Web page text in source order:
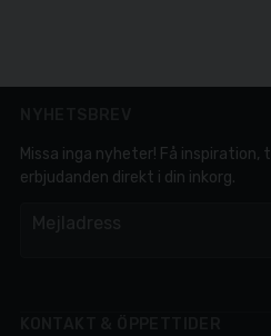
Missa inga nyheter! Få inspiration,
erbjudanden direkt i din inkorg.